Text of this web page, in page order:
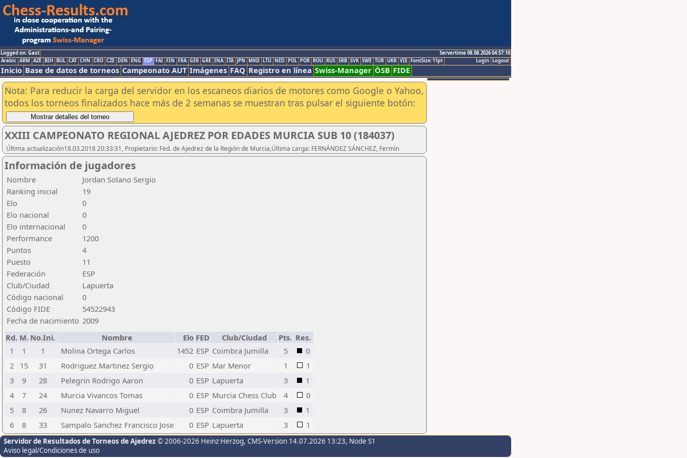
Logged on: Gast
Servertime 08.08.2026 04:57:10
Logout
Login
Arabic ARM AZE BIH BUL CAT CHN CRO CZE DEN ENG ESP FAI FIN FRA GER GRE INA ITA JPN MKD LTU NED POL POR ROU RUS SRB SVK SWE TUR UKR VIE FontSize:11pt
Inicio Base de datos de torneos Campeonato AUT Imágenes FAQ Registro en línea Swiss-Manager ÖSB FIDE
Nota: Para reducir la carga del servidor en los escaneos diarios de motores como Google o Yahoo,
todos los torneos finalizados hace más de 2 semanas se muestran tras pulsar el siguiente botón:
XXIII CAMPEONATO REGIONAL AJEDREZ POR EDADES MURCIA SUB 10 (184037)
Última actualización18.03.2018 20:33:31, Propietario: Fed. de Ajedrez de la Región de Murcia,Última carga: FERNÁNDEZ SÁNCHEZ, Fermín
Información de jugadores
Nombre
Jordan Solano Sergio
Ranking inicial
19
Elo
0
Elo nacional
0
Elo internacional
0
Performance
1200
Puntos
4
Puesto
11
Federación
ESP
Club/Ciudad
Lapuerta
Código nacional
0
Código FIDE
54522943
Fecha de nacimiento 2009
Rd. M. No.Ini. Nombre Elo FED Club/Ciudad Pts. Res.
1
1 1 Molina Ortega Carlos 1452 ESP Coimbra Jumilla 5
0
2
15 31 Rodriguez Martinez Sergio 0 ESP Mar Menor 1
1
3
9 28 Pelegrin Rodrigo Aaron 0 ESP Lapuerta 3
1
4
7 24 Murcia Vivancos Tomas 0 ESP Murcia Chess Club 4
0
5
8 26 Nunez Navarro Miguel 0 ESP Coimbra Jumilla 3
1
6
8 33 Sampalo Sanchez Francisco Jose 0 ESP Lapuerta 3 1
Servidor de Resultados de Torneos de Ajedrez © 2006-2026 Heinz Herzog, CMS-Version 14.07.2026 13:23, Node S1
Aviso legal/Condiciones de uso